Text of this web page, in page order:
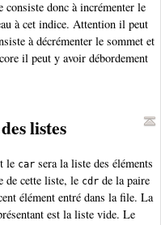
donc à incrémenter le
à cet indice. Attention il peut
à décrémenter le sommet et
il peut y avoir débordement
listes
le car sera la liste des éléments
de cette liste, le cdr de la paire
élément entré dans la file. La
est la liste vide. Le